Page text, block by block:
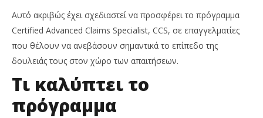
Αυτό ακριβώς έχει σχεδιαστεί να προσφέρει το πρόγραμμα
Certified Advanced Claims Specialist, CCS, σε επαγγελματίες
που θέλουν να ανεβάσουν σημαντικά το επίπεδο της
δουλειάς τους στον χώρο των απαιτήσεων.
Τι καλύπτει το
πρόγραμμα